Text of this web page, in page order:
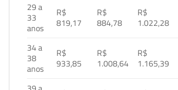
29 a
33
anos
R$
819,17
R$
884,78
R$
1.022,28
34 a
38
anos
R$
933,85
R$
1.008,64
R$
1.165,39